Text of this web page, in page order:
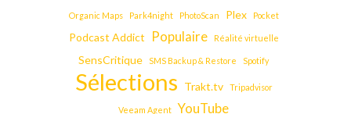
Organic Maps Park4night PhotoScan Plex Pocket
Podcast Addict Populaire Réalité virtuelle
SensCritique SMS Backup & Restore Spotify
Sélections Trakt.tv Tripadvisor
Veeam Agent YouTube